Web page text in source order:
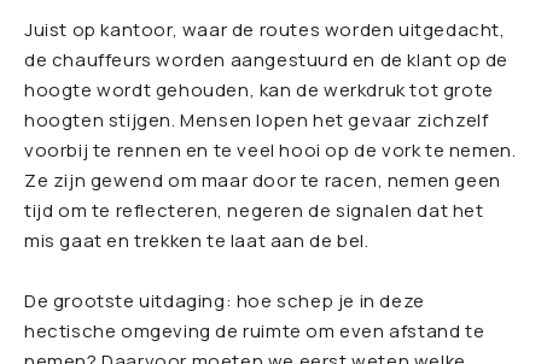
Juist op kantoor, waar de routes worden uitgedacht,
de chauffeurs worden aangestuurd en de klant op de
hoogte wordt gehouden, kan de werkdruk tot grote
hoogten stijgen. Mensen lopen het gevaar zichzelf
voorbij te rennen en te veel hooi op de vork te nemen.
Ze zijn gewend om maar door te racen, nemen geen
tijd om te reflecteren, negeren de signalen dat het
mis gaat en trekken te laat aan de bel.
De grootste uitdaging: hoe schep je in deze
hectische omgeving de ruimte om even afstand te